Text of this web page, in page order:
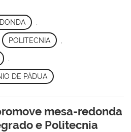
POLITECNIA
,
DE PÁDUA
mesa-redonda
e Politecnia